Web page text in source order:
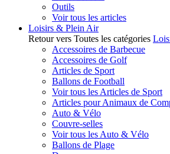
Outils
Voir tous les articles
Loisirs & Plein Air
Retour vers Toutes les catégories
Accessoires de Barbecue
Accessoires de Golf
Articles de Sport
Ballons de Football
Voir tous les Articles de Sport
Articles pour Animaux de
Auto & Vélo
Couvre-selles
Voir tous les Auto & Vélo
Ballons de Plage